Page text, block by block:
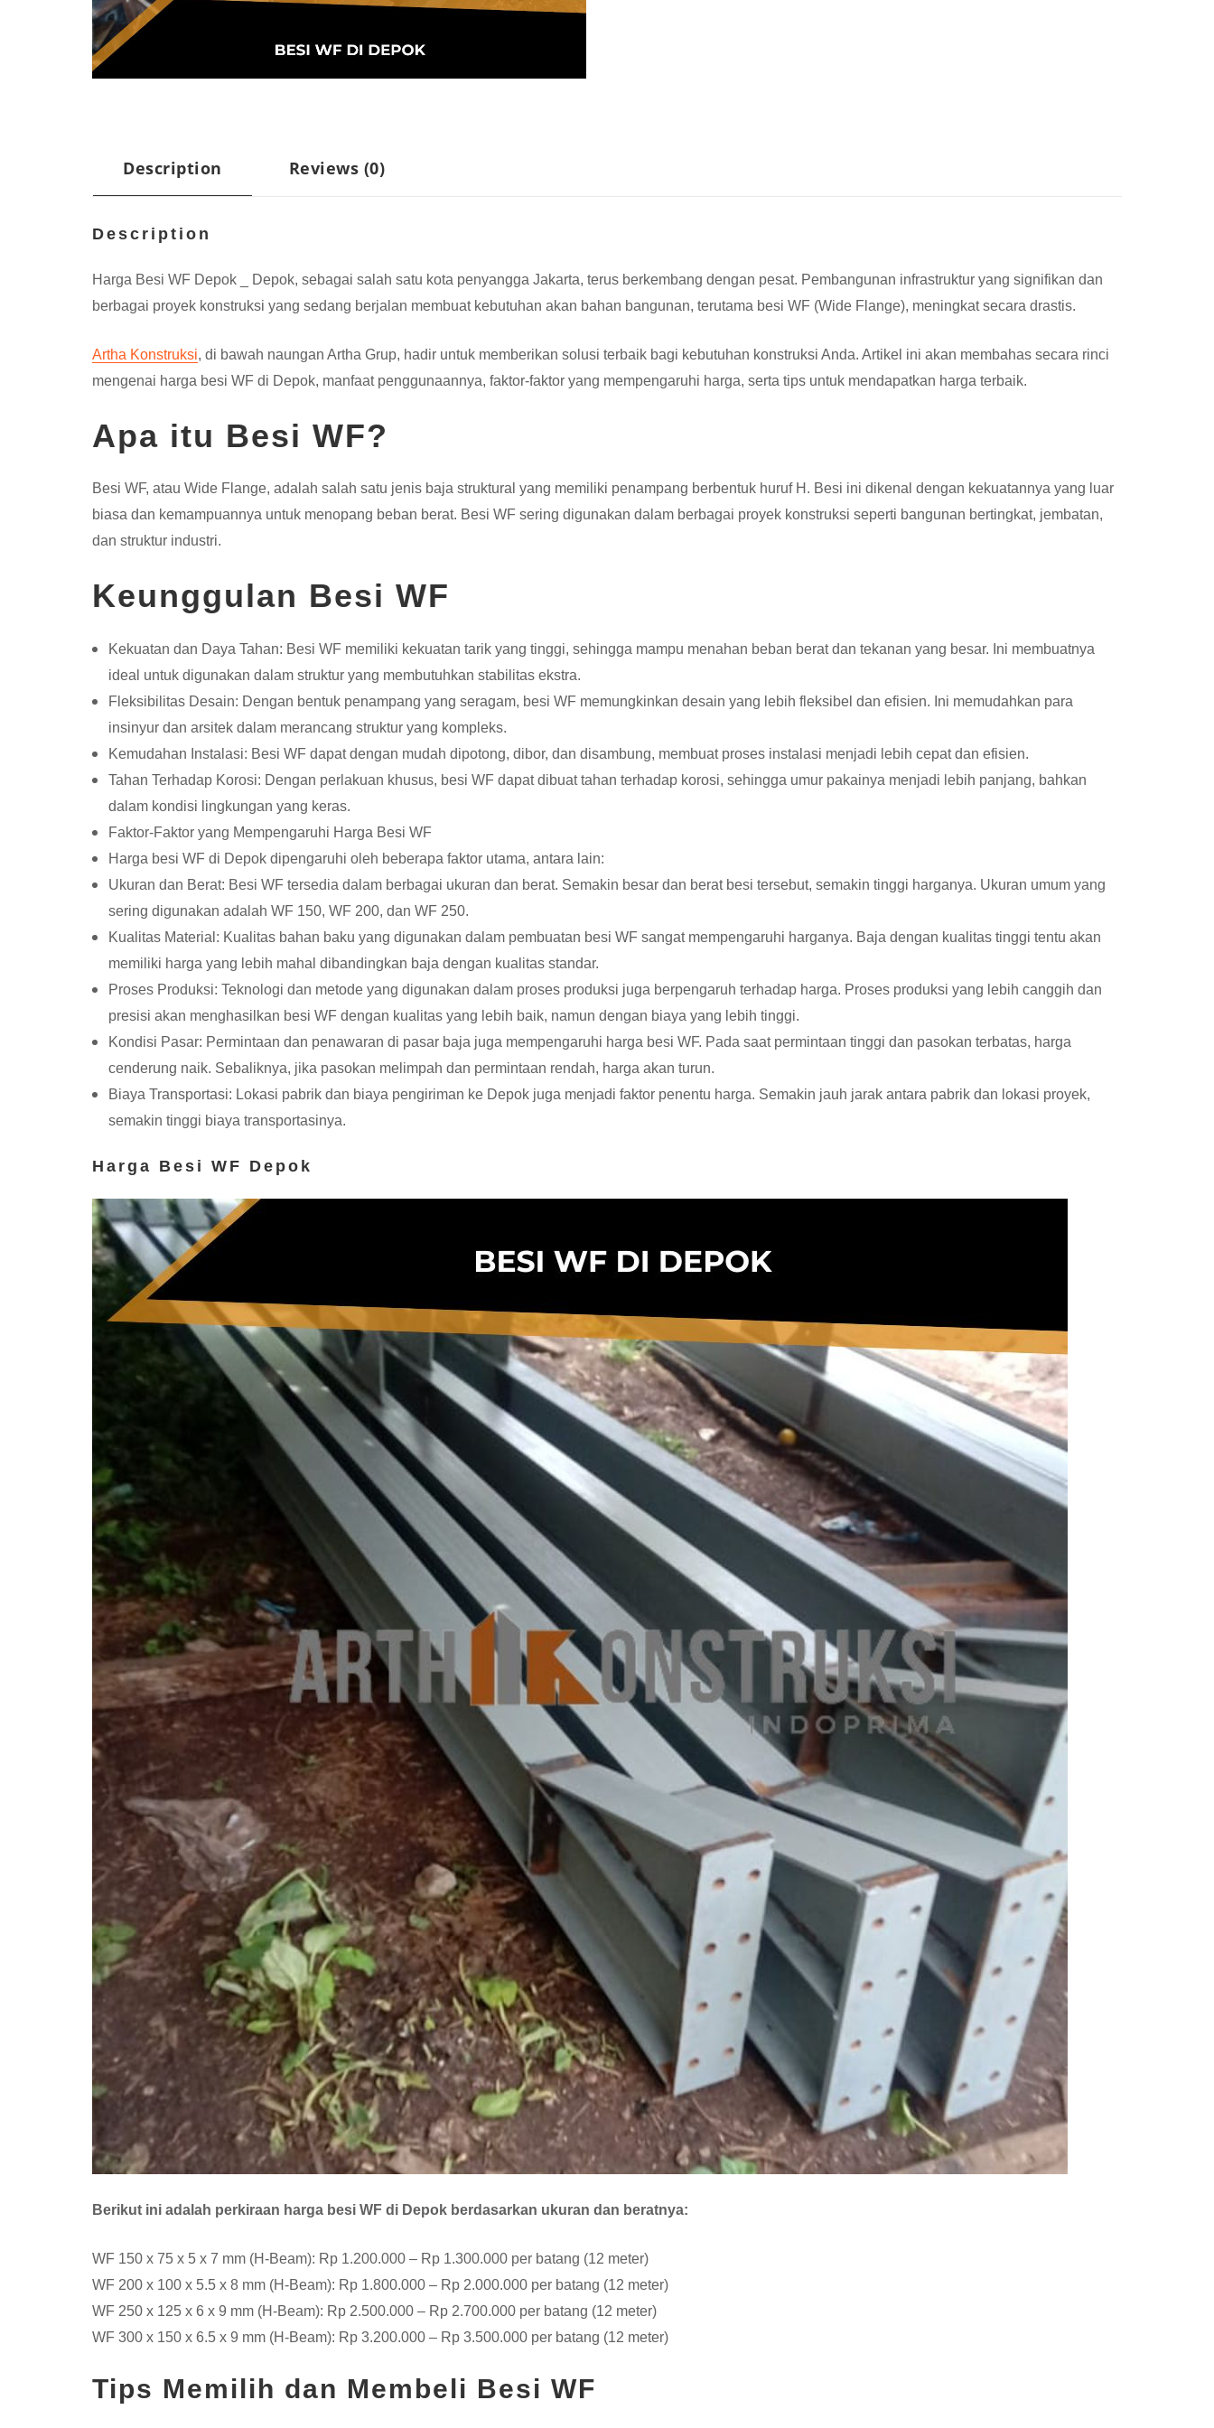
Description Reviews (0)
Description
Harga Besi WF Depok _ Depok, sebagai salah satu kota penyangga Jakarta, terus berkembang dengan pesat. Pembangunan infrastruktur yang signifikan dan
berbagai proyek konstruksi yang sedang berjalan membuat kebutuhan akan bahan bangunan, terutama besi WF (Wide Flange), meningkat secara drastis.
Artha Konstruksi, di bawah naungan Artha Grup, hadir untuk memberikan solusi terbaik bagi kebutuhan konstruksi Anda. Artikel ini akan membahas secara rinci
mengenai harga besi WF di Depok, manfaat penggunaannya, faktor-faktor yang mempengaruhi harga, serta tips untuk mendapatkan harga terbaik.
Apa itu Besi WF?
Besi WF, atau Wide Flange, adalah salah satu jenis baja struktural yang memiliki penampang berbentuk huruf H. Besi ini dikenal dengan kekuatannya yang luar
biasa dan kemampuannya untuk menopang beban berat. Besi WF sering digunakan dalam berbagai proyek konstruksi seperti bangunan bertingkat, jembatan,
dan struktur industri.
Keunggulan Besi WF
Kekuatan dan Daya Tahan: Besi WF memiliki kekuatan tarik yang tinggi, sehingga mampu menahan beban berat dan tekanan yang besar. Ini membuatnya
ideal untuk digunakan dalam struktur yang membutuhkan stabilitas ekstra.
Fleksibilitas Desain: Dengan bentuk penampang yang seragam, besi WF memungkinkan desain yang lebih fleksibel dan efisien. Ini memudahkan para
insinyur dan arsitek dalam merancang struktur yang kompleks.
Kemudahan Instalasi: Besi WF dapat dengan mudah dipotong, dibor, dan disambung, membuat proses instalasi menjadi lebih cepat dan efisien.
Tahan Terhadap Korosi: Dengan perlakuan khusus, besi WF dapat dibuat tahan terhadap korosi, sehingga umur pakainya menjadi lebih panjang, bahkan
dalam kondisi lingkungan yang keras.
Faktor-Faktor yang Mempengaruhi Harga Besi WF
Harga besi WF di Depok dipengaruhi oleh beberapa faktor utama, antara lain:
Ukuran dan Berat: Besi WF tersedia dalam berbagai ukuran dan berat. Semakin besar dan berat besi tersebut, semakin tinggi harganya. Ukuran umum yang
sering digunakan adalah WF 150, WF 200, dan WF 250.
Kualitas Material: Kualitas bahan baku yang digunakan dalam pembuatan besi WF sangat mempengaruhi harganya. Baja dengan kualitas tinggi tentu akan
memiliki harga yang lebih mahal dibandingkan baja dengan kualitas standar.
Proses Produksi: Teknologi dan metode yang digunakan dalam proses produksi juga berpengaruh terhadap harga. Proses produksi yang lebih canggih dan
presisi akan menghasilkan besi WF dengan kualitas yang lebih baik, namun dengan biaya yang lebih tinggi.
Kondisi Pasar: Permintaan dan penawaran di pasar baja juga mempengaruhi harga besi WF. Pada saat permintaan tinggi dan pasokan terbatas, harga
cenderung naik. Sebaliknya, jika pasokan melimpah dan permintaan rendah, harga akan turun.
Biaya Transportasi: Lokasi pabrik dan biaya pengiriman ke Depok juga menjadi faktor penentu harga. Semakin jauh jarak antara pabrik dan lokasi proyek,
semakin tinggi biaya transportasinya.
Harga Besi WF Depok
Berikut ini adalah perkiraan harga besi WF di Depok berdasarkan ukuran dan beratnya:
WF 150 x 75 x 5 x 7 mm (H-Beam): Rp 1.200.000 – Rp 1.300.000 per batang (12 meter)
WF 200 x 100 x 5.5 x 8 mm (H-Beam): Rp 1.800.000 – Rp 2.000.000 per batang (12 meter)
WF 250 x 125 x 6 x 9 mm (H-Beam): Rp 2.500.000 – Rp 2.700.000 per batang (12 meter)
WF 300 x 150 x 6.5 x 9 mm (H-Beam): Rp 3.200.000 – Rp 3.500.000 per batang (12 meter)
Tips Memilih dan Membeli Besi WF